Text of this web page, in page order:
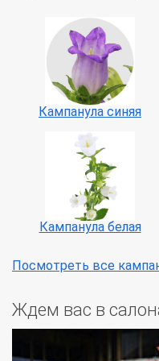
Кампанула синяя
Кампанула белая
Посмотреть все
Ждем вас в